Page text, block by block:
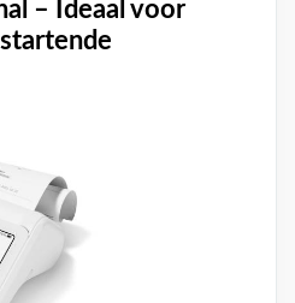
– Ideaal voor